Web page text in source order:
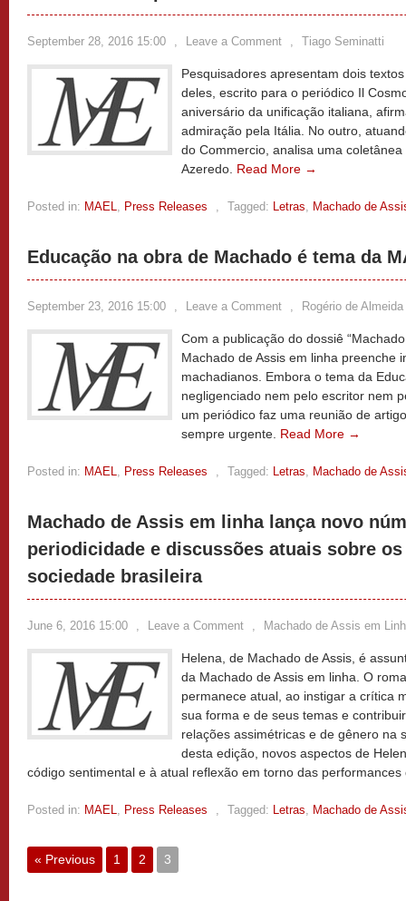
September 28, 2016 15:00 , Leave a Comment , Tiago Seminatti
Pesquisadores apresentam dois
deles, escrito para o periódico Il
aniversário da unificação italiana,
admiração pela Itália. No outro,
do Commercio, analisa uma
Azeredo. Read More →
Posted in: MAEL, Press Releases , Tagged: Letras, Machado de
Educação na obra de Machado é tema da
September 23, 2016 15:00 , Leave a Comment , Rogério de Almeida
Com a publicação do dossiê
Machado de Assis em linha preenche
machadianos. Embora o tema da
negligenciado nem pelo escritor nem
um periódico faz uma reunião de
sempre urgente. Read More →
Posted in: MAEL, Press Releases , Tagged: Letras, Machado de
Machado de Assis em linha lança novo
periodicidade e discussões atuais sobre
sociedade brasileira
June 6, 2016 15:00 , Leave a Comment , Machado de Assis em
Helena, de Machado de Assis, é
da Machado de Assis em linha. O
permanece atual, ao instigar a crítica
sua forma e de seus temas e
relações assimétricas e de gênero na
desta edição, novos aspectos de
código sentimental e à atual reflexão em torno das
Posted in: MAEL, Press Releases , Tagged: Letras, Machado de
« Previous 1 2 3